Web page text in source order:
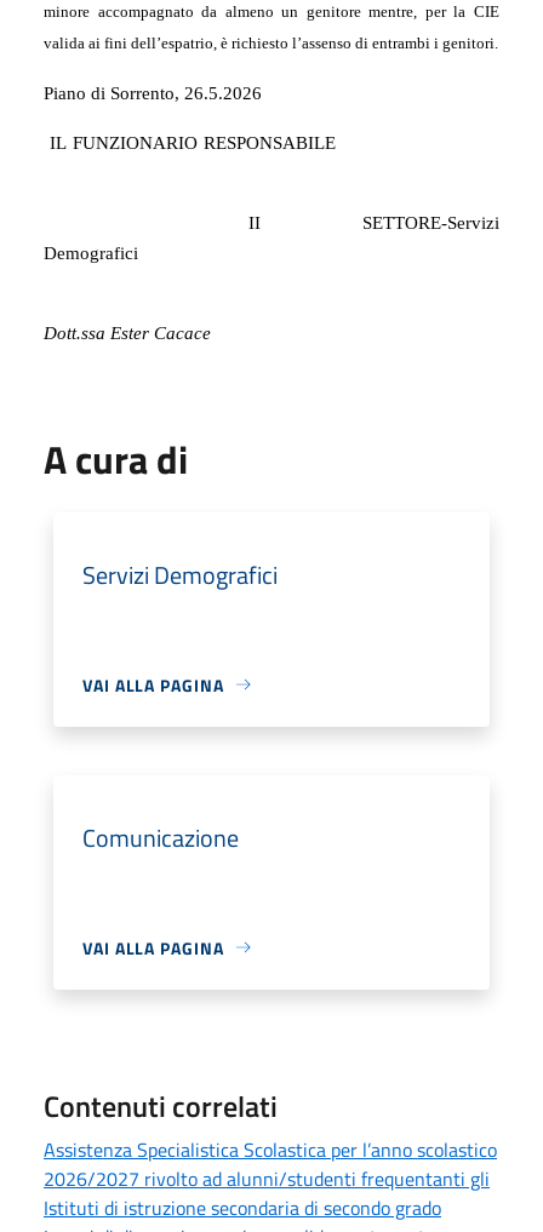
minore accompagnato da almeno un genitore mentre, per la CIE
valida ai fini dell’espatrio, è richiesto l’assenso di entrambi i genitori.
Piano di Sorrento, 26.5.2026
IL FUNZIONARIO RESPONSABILE
II SETTORE-Servizi
Demografici
Dott.ssa Ester Cacace
A cura di
Servizi Demografici
VAI ALLA PAGINA
Comunicazione
VAI ALLA PAGINA
Contenuti correlati
Assistenza Specialistica Scolastica per l’anno scolastico
2026/2027 rivolto ad alunni/studenti frequentanti gli
Istituti di istruzione secondaria di secondo grado